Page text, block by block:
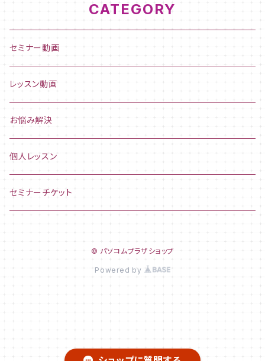
CATEGORY
セミナー動画
レッスン動画
お悩み解決
個人レッスン
セミナーチケット
© パソコムプラザショップ
Powered by